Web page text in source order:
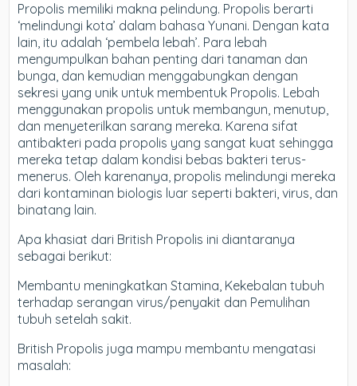
Propolis memiliki makna pelindung. Propolis berarti
‘melindungi kota’ dalam bahasa Yunani. Dengan kata
lain, itu adalah ‘pembela lebah’. Para lebah
mengumpulkan bahan penting dari tanaman dan
bunga, dan kemudian menggabungkan dengan
sekresi yang unik untuk membentuk Propolis. Lebah
menggunakan propolis untuk membangun, menutup,
dan menyeterilkan sarang mereka. Karena sifat
antibakteri pada propolis yang sangat kuat sehingga
mereka tetap dalam kondisi bebas bakteri terus-
menerus. Oleh karenanya, propolis melindungi mereka
dari kontaminan biologis luar seperti bakteri, virus, dan
binatang lain.
Apa khasiat dari British Propolis ini diantaranya
sebagai berikut:
Membantu meningkatkan Stamina, Kekebalan tubuh
terhadap serangan virus/penyakit dan Pemulihan
tubuh setelah sakit.
British Propolis juga mampu membantu mengatasi
masalah: